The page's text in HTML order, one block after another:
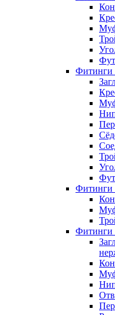
Фитинги
Фитинги
Фитинги